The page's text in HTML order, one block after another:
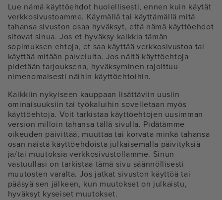
Lue nämä käyttöehdot huolellisesti, ennen kuin käytät
verkkosivustoamme. Käymällä tai käyttämällä mitä
tahansa sivuston osaa hyväksyt, että nämä käyttöehdot
sitovat sinua. Jos et hyväksy kaikkia tämän
sopimuksen ehtoja, et saa käyttää verkkosivustoa tai
käyttää mitään palveluita. Jos näitä käyttöehtoja
pidetään tarjouksena, hyväksyminen rajoittuu
nimenomaisesti näihin käyttöehtoihin.
Kaikkiin nykyiseen kauppaan lisättäviin uusiin
ominaisuuksiin tai työkaluihin sovelletaan myös
käyttöehtoja. Voit tarkistaa käyttöehtojen uusimman
version milloin tahansa tällä sivulla. Pidätämme
oikeuden päivittää, muuttaa tai korvata minkä tahansa
osan näistä käyttöehdoista julkaisemalla päivityksiä
ja/tai muutoksia verkkosivustollamme. Sinun
vastuullasi on tarkistaa tämä sivu säännöllisesti
muutosten varalta. Jos jatkat sivuston käyttöä tai
pääsyä sen jälkeen, kun muutokset on julkaistu,
hyväksyt kyseiset muutokset.